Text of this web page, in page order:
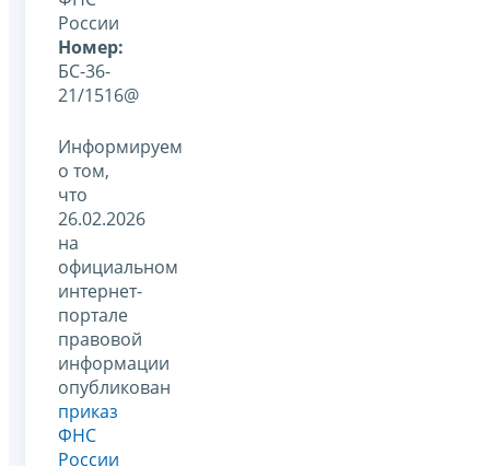
России
Номер:
БС-36-
21/1516@
Информируем
о том,
что
26.02.2026
на
официальном
интернет-
портале
правовой
информации
опубликован
приказ
ФНС
России